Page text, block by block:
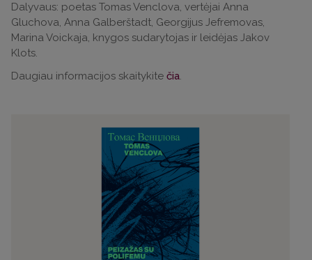
Dalyvaus: poetas Tomas Venclova, vertėjai Anna
Gluchova, Anna Galberštadt, Georgijus Jefremovas,
Marina Voickaja, knygos sudarytojas ir leidėjas Jakov
Klots.
Daugiau informacijos skaitykite čia.